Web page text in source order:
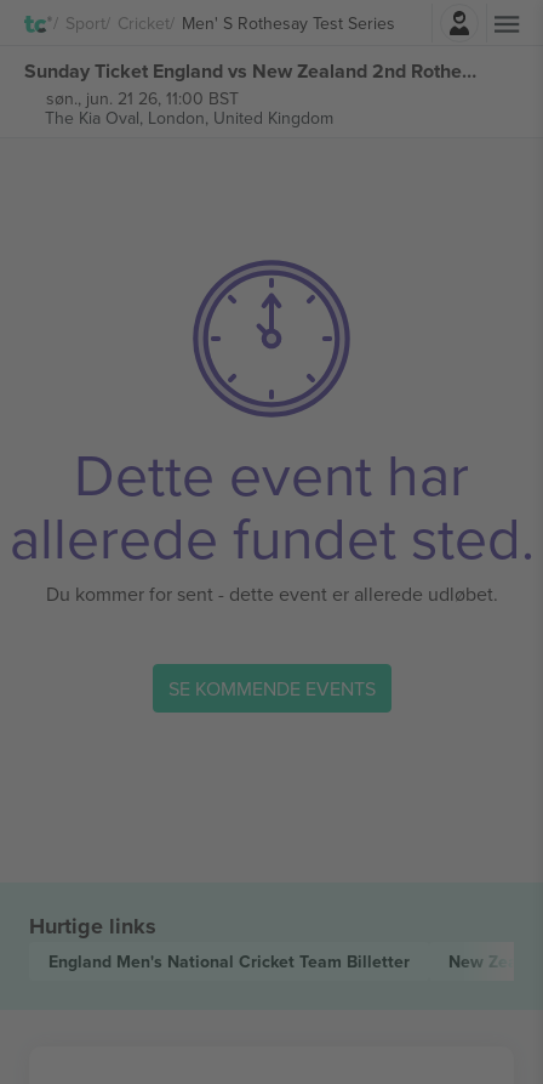
Sport Cricket Men' S Rothesay Test Series
Log ind
Sunday Ticket England vs New Zealand 2nd Rothesay Test Series billetter
søn., jun. 21 26, 11:00 BST
The Kia Oval, London, United Kingdom
Dette event har
allerede fundet sted.
Du kommer for sent - dette event er allerede udløbet.
SE KOMMENDE EVENTS
Hurtige links
England Men's National Cricket Team Billetter New